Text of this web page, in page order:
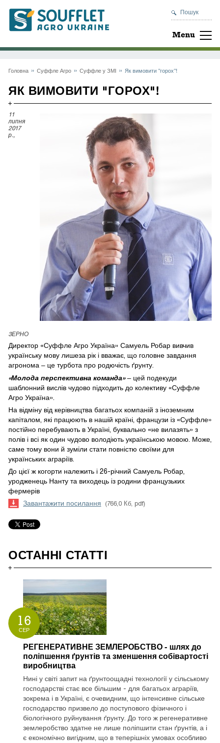
Пошук
Menu
Головна Суффле Агро Суффле у ЗМІ Як вимовити "горох"!
ЯК ВИМОВИТИ "ГОРОХ"!
11
липня
2017
р.,
3ЕРНО
Директор «Суффле Агро Україна» Самуель Робар вивчив
українську мову лишеза рік і вважає, що головне завдання
агронома – це турбота про родючість ґрунту.
«Молода перспективна команда»– цей подекуди
шаблонний вислів чудово підходить до колективу «Суффле
Агро Україна».
На відміну від керівництва багатьох компаній з іноземним
капіталом, які працюють в нашій країні, французи із «Суффле»
постійно перебувають в Україні, буквально «не вилазять» з
полів і всі як один чудово володіють українською мовою. Може,
саме тому вони й зуміли стати повністю своїми для
українських аграріїв.
До цієї ж когорти належить і 26-річний Самуель Робар,
уродженець Нанту та виходець із родини французьких
фермерів
Завантажити посилання (766,0 Кб, pdf)
ОСТАННІ СТАТТІ
16
СЕР
РЕГЕНЕРАТИВНЕ ЗЕМЛЕРОБСТВО - шлях до
поліпшення ґрунтів та зменшення собівартості
виробництва
Нині у світі запит на ґрунтоощадні технології у сільському
господарстві стає все більшим - для багатьох аграріїв,
зокрема і в Україні, є очевидним, що інтенсивне сільське
господарство призвело до поступового фізичного і
біологічного руйнування ґрунту. До того ж регенеративне
землеробство здатне не лише поліпшити стан ґрунтів, а і
є економічно вигідним, що в теперішніх умовах особливо